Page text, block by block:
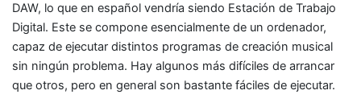
DAW, lo que en español vendría siendo Estación de Trabajo
Digital. Este se compone esencialmente de un ordenador,
capaz de ejecutar distintos programas de creación musical
sin ningún problema. Hay algunos más difíciles de arrancar
que otros, pero en general son bastante fáciles de ejecutar.